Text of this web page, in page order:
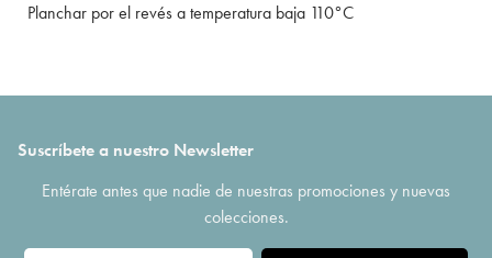
Planchar por el revés a temperatura baja 110°C
Suscríbete a nuestro Newsletter
Entérate antes que nadie de nuestras promociones y nuevas
colecciones.